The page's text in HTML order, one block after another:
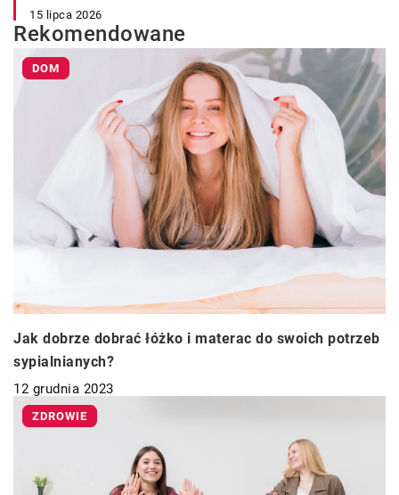
15 lipca 2026
Rekomendowane
DOM
Jak dobrze dobrać łóżko i materac do swoich potrzeb
sypialnianych?
12 grudnia 2023
ZDROWIE